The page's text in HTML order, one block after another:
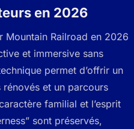
en 2026
Mountain Railroad en 2026
et immersive sans
permet d’offrir un
et un parcours
familial et l’esprit
sont préservés,